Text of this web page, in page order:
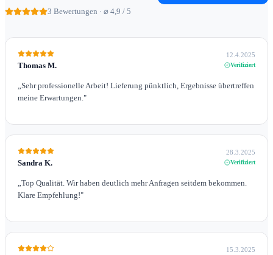
3 Bewertungen · ⌀ 4,9 / 5
Thomas M.
12.4.2025
Verifiziert
„Sehr professionelle Arbeit! Lieferung pünktlich, Ergebnisse übertreffen
meine Erwartungen."
Sandra K.
28.3.2025
Verifiziert
„Top Qualität. Wir haben deutlich mehr Anfragen seitdem bekommen.
Klare Empfehlung!"
15.3.2025